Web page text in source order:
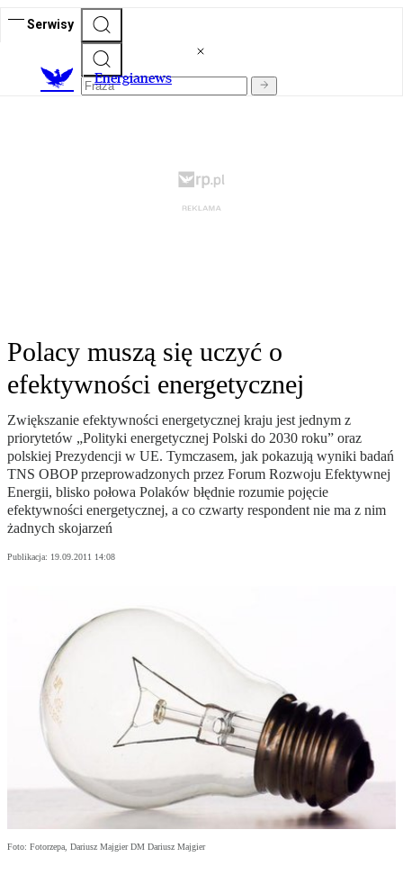
Serwisy
Energianews
Polacy muszą się uczyć o
efektywności energetycznej
Zwiększanie efektywności energetycznej kraju jest jednym z
priorytetów „Polityki energetycznej Polski do 2030 roku” oraz
polskiej Prezydencji w UE. Tymczasem, jak pokazują wyniki badań
TNS OBOP przeprowadzonych przez Forum Rozwoju Efektywnej
Energii, blisko połowa Polaków błędnie rozumie pojęcie
efektywności energetycznej, a co czwarty respondent nie ma z nim
żadnych skojarzeń
Publikacja: 19.09.2011 14:08
Foto: Fotorzepa, Dariusz Majgier DM Dariusz Majgier